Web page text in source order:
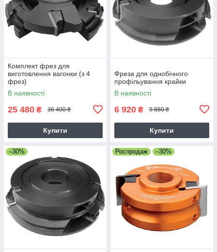
Комплект фрез для
виготовлення вагонки (з 4
фрез)
В наявності
25 480 ₴ 36 400 ₴
Купити
Фреза для однобічного
профільування крайки
В наявності
6 920 ₴ 9 880 ₴
Купити
–30% Роспродаж –30%